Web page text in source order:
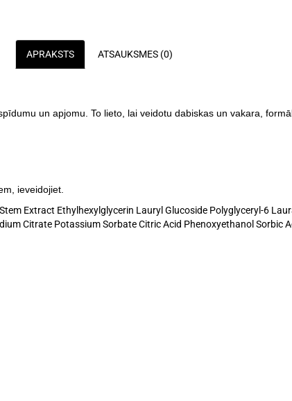
APRAKSTS ATSAUKSMES (0)
un apjomu. To lieto, lai veidotu dabiskas un vakara,
ieveidojiet.
Extract Ethylhexylglycerin Lauryl Glucoside Polyglyceryl-6
Citrate Potassium Sorbate Citric Acid Phenoxyethanol Sorbic